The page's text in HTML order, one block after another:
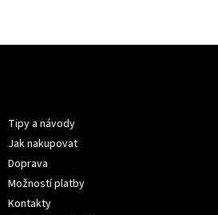
Tipy a návody
Jak nakupovat
Doprava
Možností platby
Kontakty